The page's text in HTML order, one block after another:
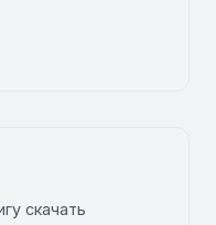
скачать